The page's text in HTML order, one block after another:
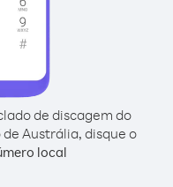
de discagem do
Austrália, disque o
local